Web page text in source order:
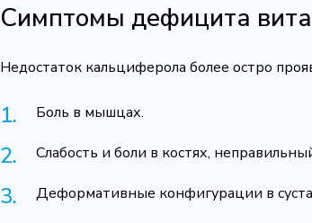
Симптомы дефицита
Недостаток кальциферола более остро
Боль в мышцах.
Слабость и боли в костях,
Деформативные конфигурации в